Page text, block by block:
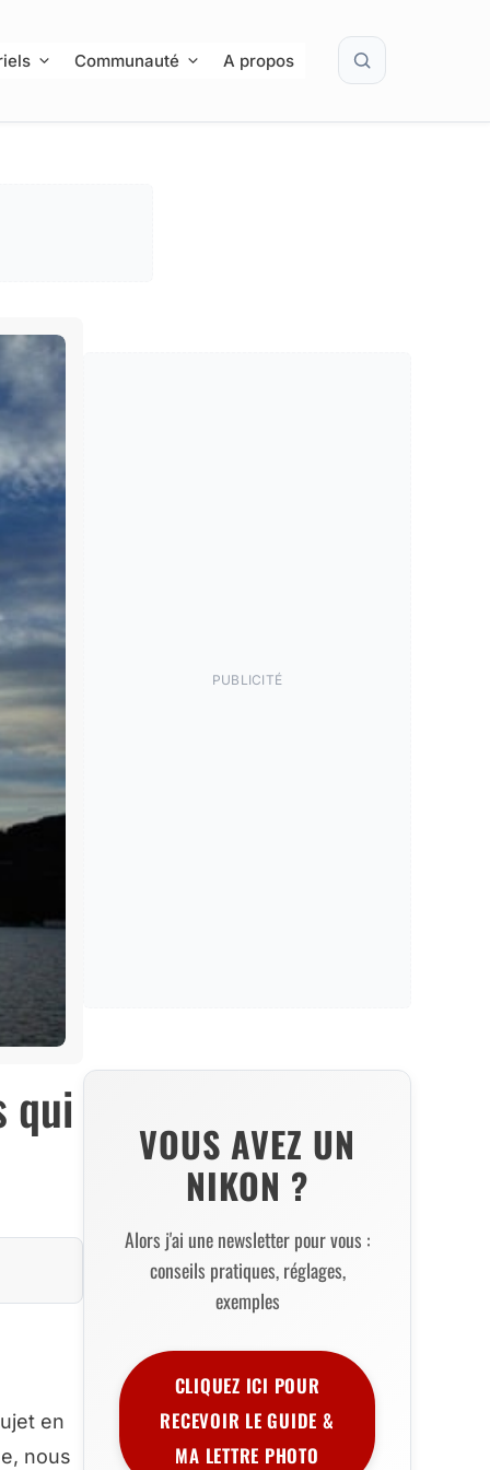
Communauté A propos Rechercher
qui
en
nous
PUBLICITÉ
VOUS AVEZ UN
NIKON ?
Alors j'ai une newsletter pour vous :
conseils pratiques, réglages,
exemples
CLIQUEZ ICI POUR
RECEVOIR LE GUIDE &
MA LETTRE PHOTO